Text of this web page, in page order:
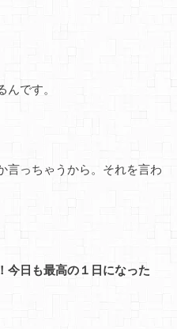
です。
言っちゃうから。それを言わ
今日も最高の１日になった